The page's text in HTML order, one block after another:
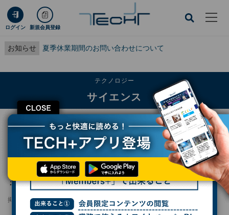
ログイン 新規会員登録
お知らせ 夏季休業期間のお問い合わせについて
CLOSE
テクノロジー
サイエンス
TECH+ テクノロジー
サイエンス
都立大など10者、エキゾチック原子系「多価ミューオンイオン」を初観測
都立大など10者、エキゾチック原子系「多価
ミューオンイオン」を初観測
掲載日 2025/06/23 17:21